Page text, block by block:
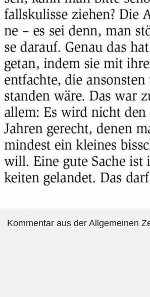
Kommentar aus der Allgemeinen